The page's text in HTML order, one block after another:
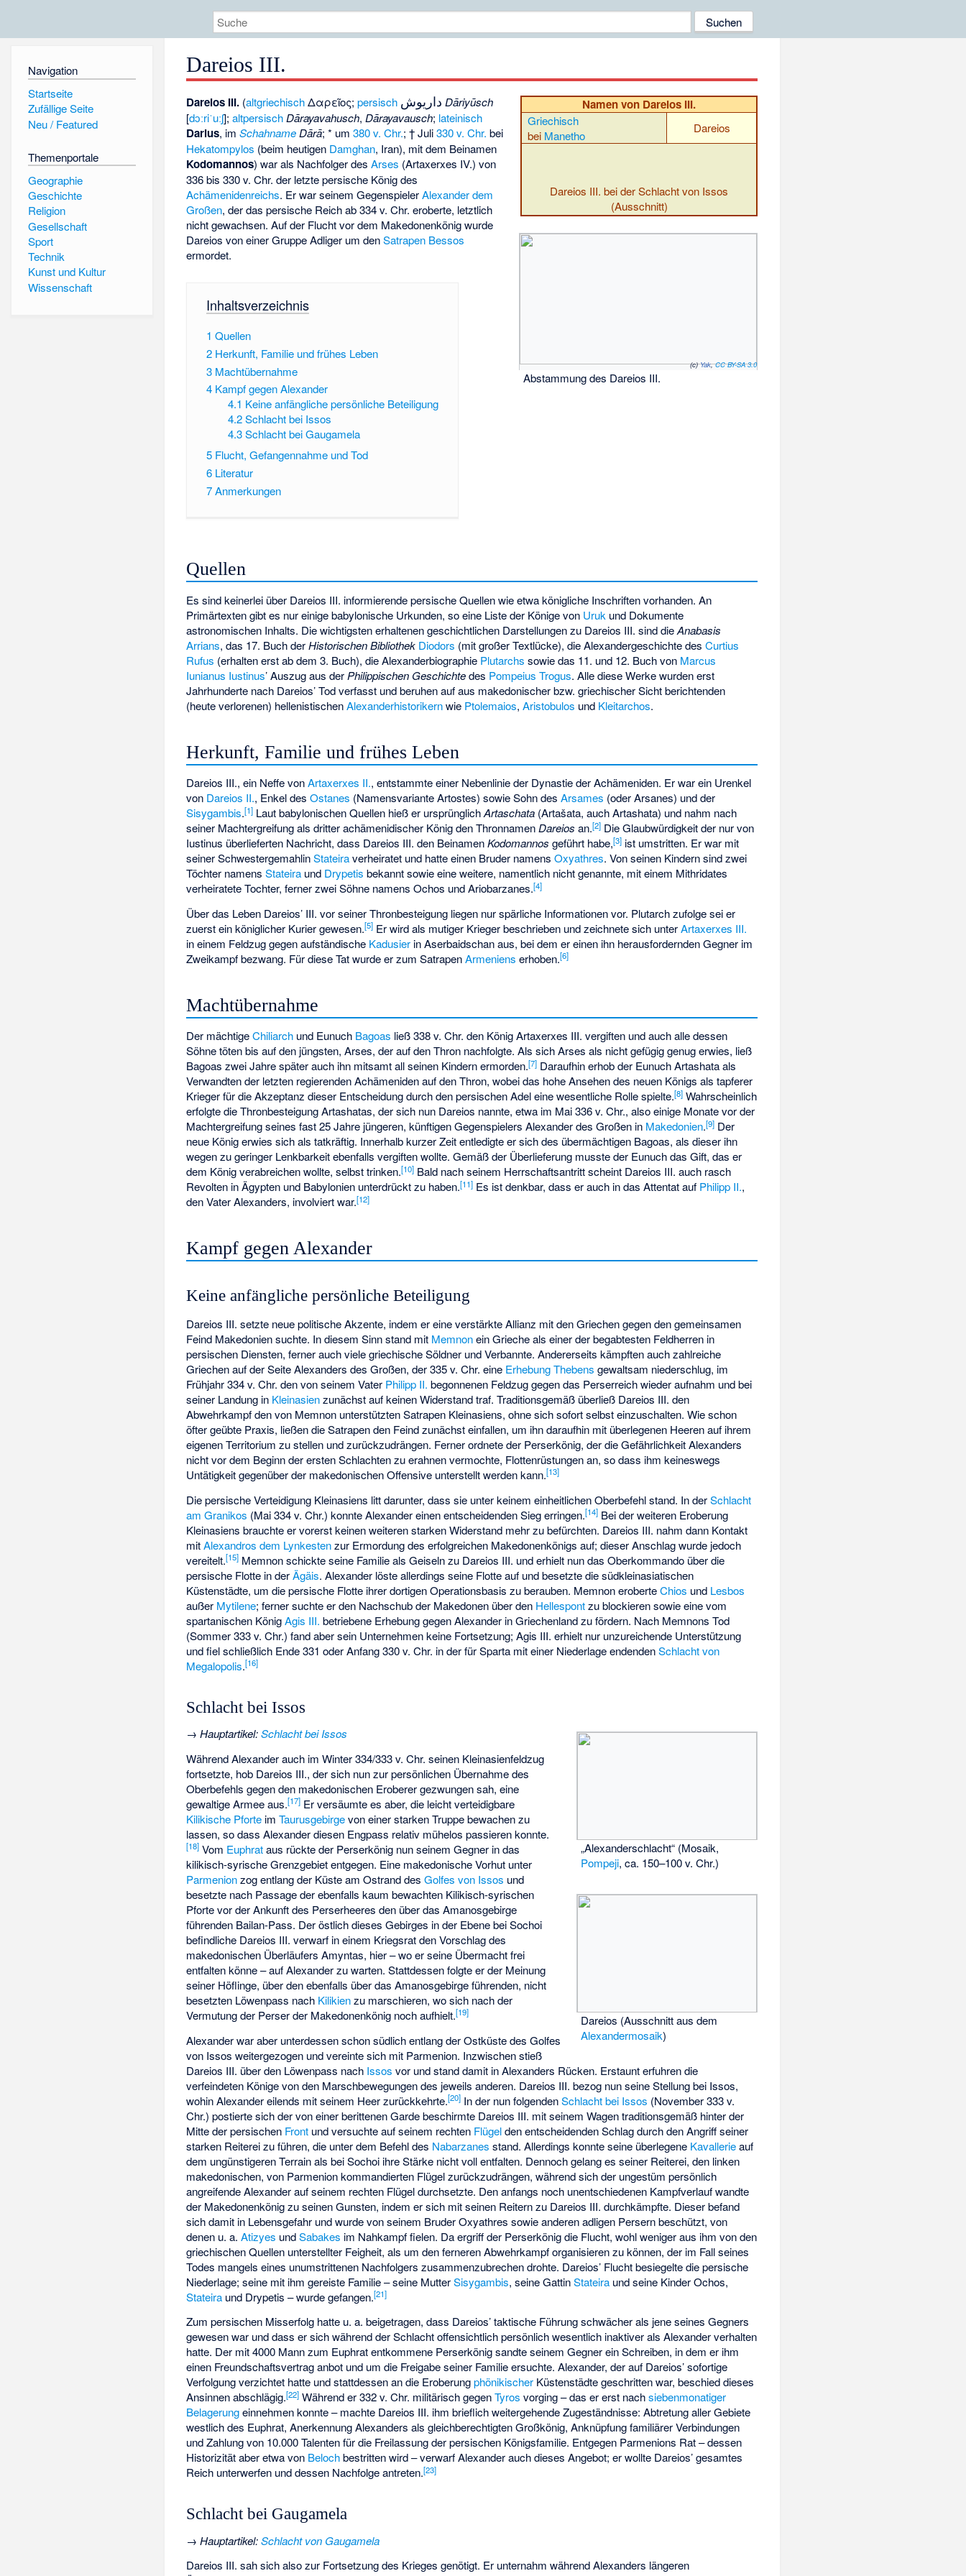
Navigation
Startseite
Zufällige Seite
Neu / Featured
Themenportale
Geographie
Geschichte
Religion
Gesellschaft
Sport
Technik
Kunst und Kultur
Wissenschaft
Dareios III.
Namen von Dareios III.
Griechisch
bei Manetho
Dareios
Dareios III. bei der Schlacht von Issos
(Ausschnitt)
(c)Yak,CC BY-SA 3.0
Abstammung des Dareios III.
Dareios III. (altgriechischΔαρεῖος;persisch داریوش Dāriyūsch
[dɔːriˈuːʃ];altpersisch Dārayavahusch,Dārayavausch; lateinisch
Darius, imSchahname Dārā; * um380 v. Chr.; † Juli330 v. Chr. bei
Hekatompylos (beim heutigen Damghan, Iran), mit dem Beinamen
Kodomannos) war als Nachfolger desArses (Artaxerxes IV.) von
336 bis 330 v. Chr. der letzte persische König des
Achämenidenreichs. Er war seinem GegenspielerAlexander dem
Großen, der das persische Reich ab 334 v. Chr. eroberte, letztlich
nicht gewachsen. Auf der Flucht vor dem Makedonenkönig wurde
Dareios von einer Gruppe Adliger um denSatrapen Bessos
ermordet.
Inhaltsverzeichnis
1 Quellen
2 Herkunft, Familie und frühes Leben
3 Machtübernahme
4 Kampf gegen Alexander
4.1 Keine anfängliche persönliche Beteiligung
4.2 Schlacht bei Issos
4.3 Schlacht bei Gaugamela
5 Flucht, Gefangennahme und Tod
6 Literatur
7Anmerkungen
Quellen
Es sind keinerlei über Dareios III. informierende persische Quellen wie etwa königliche Inschriften vorhanden. An
Primärtexten gibt es nur einige babylonische Urkunden, so eine Liste der Könige von Uruk und Dokumente
astronomischen Inhalts. Die wichtigsten erhaltenen geschichtlichen Darstellungen zu Dareios III. sind dieAnabasis
Arrians, das 17. Buch derHistorischen Bibliothek Diodors (mit großer Textlücke), die Alexandergeschichte desCurtius
Rufus (erhalten erst ab dem 3. Buch), die Alexanderbiographie Plutarchs sowie das 11. und 12. Buch von Marcus
Iunianus Iustinus’ Auszug aus der Philippischen Geschichtedes Pompeius Trogus. Alle diese Werke wurden erst
Jahrhunderte nach Dareios’ Tod verfasst und beruhen auf aus makedonischer bzw. griechischer Sicht berichtenden
(heute verlorenen) hellenistischenAlexanderhistorikernwie Ptolemaios,Aristobulos und Kleitarchos.
Herkunft, Familie und frühes Leben
Dareios III., ein Neffe vonArtaxerxes II., entstammte einer Nebenlinie der Dynastie der Achämeniden. Er war ein Urenkel
von Dareios II., Enkel desOstanes (Namensvariante Artostes) sowie Sohn desArsames (oder Arsanes) und der
Sisygambis.[1] Laut babylonischen Quellen hieß er ursprünglichArtaschata (Artašata, auch Artashata) und nahm nach
seiner Machtergreifung als dritter achämenidischer König den ThronnamenDareios an.[2] Die Glaubwürdigkeit der nur von
Iustinus überlieferten Nachricht, dass Dareios III. den BeinamenKodomannos geführt habe,[3] ist umstritten. Er war mit
seiner SchwestergemahlinStateiraverheiratet und hatte einen Bruder namensOxyathres. Von seinen Kindern sind zwei
Töchter namensStateira und Drypetis bekannt sowie eine weitere, namentlich nicht genannte, mit einem Mithridates
verheiratete Tochter, ferner zwei Söhne namens Ochos undAriobarzanes.[4]
Über das Leben Dareios’ III. vor seiner Thronbesteigung liegen nur spärliche Informationen vor. Plutarch zufolge sei er
zuerst ein königlicher Kurier gewesen.[5] Er wird als mutiger Krieger beschrieben und zeichnete sich unterArtaxerxes III.
in einem Feldzug gegen aufständische Kadusier in Aserbaidschan aus, bei dem er einen ihn herausfordernden Gegner im
Zweikampf bezwang. Für diese Tat wurde er zum SatrapenArmeniens erhoben.[6]
Machtübernahme
Der mächtigeChiliarch und Eunuch Bagoas ließ 338 v. Chr. den König Artaxerxes III. vergiften und auch alle dessen
Söhne töten bis auf den jüngsten, Arses, der auf den Thron nachfolgte. Als sich Arses als nicht gefügig genug erwies, ließ
Bagoas zwei Jahre später auch ihn mitsamt all seinen Kindern ermorden.[7] Daraufhin erhob der Eunuch Artashata als
Verwandten der letzten regierenden Achämeniden auf den Thron, wobei das hohe Ansehen des neuen Königs als tapferer
Krieger für die Akzeptanz dieser Entscheidung durch den persischen Adel eine wesentliche Rolle spielte.[8] Wahrscheinlich
erfolgte die Thronbesteigung Artashatas, der sich nun Dareios nannte, etwa im Mai 336 v. Chr., also einige Monate vor der
Machtergreifung seines fast 25 Jahre jüngeren, künftigen Gegenspielers Alexander des Großen in Makedonien.[9] Der
neue König erwies sich als tatkräftig. Innerhalb kurzer Zeit entledigte er sich des übermächtigen Bagoas, als dieser ihn
wegen zu geringer Lenkbarkeit ebenfalls vergiften wollte. Gemäß der Überlieferung musste der Eunuch das Gift, das er
dem König verabreichen wollte, selbst trinken.[10] Bald nach seinem Herrschaftsantritt scheint Dareios III. auch rasch
Revolten in Ägypten und Babylonien unterdrückt zu haben.[11] Es ist denkbar, dass er auch in das Attentat auf Philipp II.,
den Vater Alexanders, involviert war.[12]
Kampf gegen Alexander
Keine anfängliche persönliche Beteiligung
Dareios III. setzte neue politische Akzente, indem er eine verstärkte Allianz mit den Griechen gegen den gemeinsamen
Feind Makedonien suchte. In diesem Sinn stand mit Memnonein Grieche als einer der begabtesten Feldherren in
persischen Diensten, ferner auch viele griechische Söldner und Verbannte. Andererseits kämpften auch zahlreiche
Griechen auf der Seite Alexanders des Großen, der 335 v. Chr. eine Erhebung Thebens gewaltsam niederschlug, im
Frühjahr 334 v. Chr. den von seinem Vater Philipp II. begonnenen Feldzug gegen das Perserreich wieder aufnahm und bei
seiner Landung in Kleinasienzunächst auf keinen Widerstand traf. Traditionsgemäß überließ Dareios III. den
Abwehrkampf den von Memnon unterstützten Satrapen Kleinasiens, ohne sich sofort selbst einzuschalten. Wie schon
öfter geübte Praxis, ließen die Satrapen den Feind zunächst einfallen, um ihn daraufhin mit überlegenen Heeren auf ihrem
eigenen Territorium zu stellen und zurückzudrängen. Ferner ordnete der Perserkönig, der die Gefährlichkeit Alexanders
nicht vor dem Beginn der ersten Schlachten zu erahnen vermochte, Flottenrüstungen an, so dass ihm keineswegs
Untätigkeit gegenüber der makedonischen Offensive unterstellt werden kann.[13]
Die persische Verteidigung Kleinasiens litt darunter, dass sie unter keinem einheitlichen Oberbefehl stand. In derSchlacht
am Granikos (Mai 334 v. Chr.) konnte Alexander einen entscheidenden Sieg erringen.[14] Bei der weiteren Eroberung
Kleinasiens brauchte er vorerst keinen weiteren starken Widerstand mehr zu befürchten. Dareios III. nahm dann Kontakt
mitAlexandros dem Lynkestenzur Ermordung des erfolgreichen Makedonenkönigs auf; dieser Anschlag wurde jedoch
vereitelt.[15] Memnon schickte seine Familie als Geiseln zu Dareios III. und erhielt nun das Oberkommando über die
persische Flotte in derÄgäis. Alexander löste allerdings seine Flotte auf und besetzte die südkleinasiatischen
Küstenstädte, um die persische Flotte ihrer dortigen Operationsbasis zu berauben. Memnon eroberteChios und Lesbos
außer Mytilene; ferner suchte er den Nachschub der Makedonen über den Hellespontzu blockieren sowie eine vom
spartanischen KönigAgis III. betriebene Erhebung gegen Alexander in Griechenland zu fördern. Nach Memnons Tod
(Sommer 333 v. Chr.) fand aber sein Unternehmen keine Fortsetzung; Agis III. erhielt nur unzureichende Unterstützung
und fiel schließlich Ende 331 oder Anfang 330 v. Chr. in der für Sparta mit einer Niederlage endendenSchlacht von
Megalopolis.[16]
Schlacht bei Issos
„Alexanderschlacht“ (Mosaik,
Pompeji, ca. 150–100 v. Chr.)
Dareios (Ausschnitt aus dem
Alexandermosaik)
→Hauptartikel:Schlacht bei Issos
Während Alexander auch im Winter 334/333 v. Chr. seinen Kleinasienfeldzug
fortsetzte, hob Dareios III., der sich nun zur persönlichen Übernahme des
Oberbefehls gegen den makedonischen Eroberer gezwungen sah, eine
gewaltige Armee aus.[17] Er versäumte es aber, die leicht verteidigbare
Kilikische Pforte imTaurusgebirgevon einer starken Truppe bewachen zu
lassen, so dass Alexander diesen Engpass relativ mühelos passieren konnte.
[18] Vom Euphrataus rückte der Perserkönig nun seinem Gegner in das
kilikisch-syrische Grenzgebiet entgegen. Eine makedonische Vorhut unter
Parmenionzog entlang der Küste am Ostrand desGolfes von Issos und
besetzte nach Passage der ebenfalls kaum bewachten Kilikisch-syrischen
Pforte vor der Ankunft des Perserheeres den über dasAmanosgebirge
führenden Bailan-Pass. Der östlich dieses Gebirges in der Ebene beiSochoi
befindliche Dareios III. verwarf in einem Kriegsrat den Vorschlag des
makedonischen ÜberläufersAmyntas, hier – wo er seine Übermacht frei
entfalten könne – auf Alexander zu warten. Stattdessen folgte er der Meinung
seiner Höflinge, über den ebenfalls über das Amanosgebirge führenden, nicht
besetzten Löwenpass nach Kilikienzu marschieren, wo sich nach der
Vermutung der Perser der Makedonenkönig noch aufhielt.[19]
Alexander war aber unterdessen schon südlich entlang der Ostküste des Golfes
von Issos weitergezogen und vereinte sich mit Parmenion. Inzwischen stieß
Dareios III. über den Löwenpass nach Issos vor und stand damit in Alexanders Rücken. Erstaunt erfuhren die
verfeindeten Könige von den Marschbewegungen des jeweils anderen. Dareios III. bezog nun seine Stellung bei Issos,
wohin Alexander eilends mit seinem Heer zurückkehrte.[20] In der nun folgendenSchlacht bei Issos (November 333 v.
Chr.) postierte sich der von einer berittenen Garde beschirmte Dareios III. mit seinem Wagen traditionsgemäß hinter der
Mitte der persischen Front und versuchte auf seinem rechten Flügelden entscheidenden Schlag durch den Angriff seiner
starken Reiterei zu führen, die unter dem Befehl des Nabarzanes stand. Allerdings konnte seine überlegene Kavallerieauf
dem ungünstigeren Terrain als bei Sochoi ihre Stärke nicht voll entfalten. Dennoch gelang es seiner Reiterei, den linken
makedonischen, von Parmenion kommandierten Flügel zurückzudrängen, während sich der ungestüm persönlich
angreifende Alexander auf seinem rechten Flügel durchsetzte. Den anfangs noch unentschiedenen Kampfverlauf wandte
der Makedonenkönig zu seinen Gunsten, indem er sich mit seinen Reitern zu Dareios III. durchkämpfte. Dieser befand
sich damit in Lebensgefahr und wurde von seinem Bruder Oxyathres sowie anderen adligen Persern beschützt, von
denen u. a.Atizyes undSabakes im Nahkampf fielen. Da ergriff der Perserkönig die Flucht, wohl weniger aus ihm von den
griechischen Quellen unterstellter Feigheit, als um den ferneren Abwehrkampf organisieren zu können, der im Fall seines
Todes mangels eines unumstrittenen Nachfolgers zusammenzubrechen drohte. Dareios’ Flucht besiegelte die persische
Niederlage; seine mit ihm gereiste Familie – seine MutterSisygambis, seine GattinStateira und seine Kinder Ochos,
Stateira und Drypetis – wurde gefangen.[21]
Zum persischen Misserfolg hatte u. a. beigetragen, dass Dareios’ taktische Führung schwächer als jene seines Gegners
gewesen war und dass er sich während der Schlacht offensichtlich persönlich wesentlich inaktiver als Alexander verhalten
hatte. Der mit 4000 Mann zum Euphrat entkommene Perserkönig sandte seinem Gegner ein Schreiben, in dem er ihm
einen Freundschaftsvertrag anbot und um die Freigabe seiner Familie ersuchte. Alexander, der auf Dareios’ sofortige
Verfolgung verzichtet hatte und stattdessen an die Eroberungphönikischer Küstenstädte geschritten war, beschied dieses
Ansinnen abschlägig.[22] Während er 332 v. Chr. militärisch gegenTyros vorging – das er erst nachsiebenmonatiger
Belagerungeinnehmen konnte – machte Dareios III. ihm brieflich weitergehende Zugeständnisse: Abtretung aller Gebiete
westlich des Euphrat, Anerkennung Alexanders als gleichberechtigten Großkönig, Anknüpfung familiärer Verbindungen
und Zahlung von 10.000 Talenten für die Freilassung der persischen Königsfamilie. Entgegen Parmenions Rat – dessen
Historizität aber etwa von Belochbestritten wird – verwarf Alexander auch dieses Angebot; er wollte Dareios’ gesamtes
Reich unterwerfen und dessen Nachfolge antreten.[23]
Schlacht bei Gaugamela
→Hauptartikel:Schlacht von Gaugamela
Dareios III. sah sich also zur Fortsetzung des Krieges genötigt. Er unternahm während Alexanders längeren